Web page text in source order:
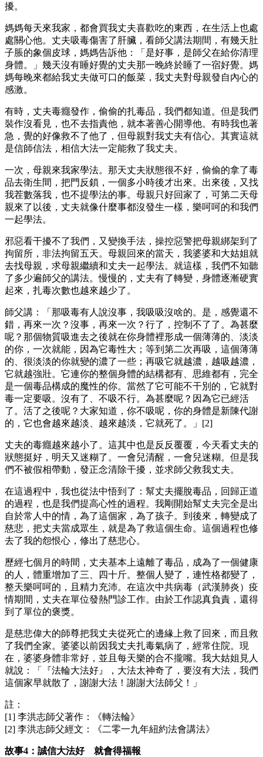
擾。
媽媽每天來我家，都會買我丈夫喜歡吃的東西，在生活上也處
處關心他。丈夫吸毒傷害了肝臟，看師父講法期間，有幾天肚
子脹的象個皮球，媽媽告訴他：「是好事，是師父在給你清理
身體。」幾天沒有睡好覺的丈夫那一晚終於睡了一宿好覺。媽
媽每晚來都給我丈夫做可口的飯菜，我丈夫對母親發自內心的
感激。
有時，丈夫毒癮發作，偷偷的扎毒品，我們都知道。但是我們
裝作沒看見，也不去指責他，就本著善心開導他。有時我也著
急，覺的好像救不了他了，但母親對我丈夫有信心。其實這就
是信師信法，相信大法一定能救了我丈夫。
一次，母親來我家學法。那天丈夫狀態很不好，偷偷的拿了毒
品去衛生間，把門反鎖，一個多小時後才出來。出來後，又找
我茬數落我，也不提學法的事。母親只好回家了，可第二天母
親來了以後，丈夫就像什麼事都沒發生一樣，樂呵呵的和我們
一起學法。
邪惡看干擾不了我們，又變換手法，操控惡警把母親綁架到了
拘留所，非法拘留五天。母親回來的當天，我婆婆和大姑姐就
去找母親，求母親繼續和丈夫一起學法。就這樣，我們不知聽
了多少遍師父的講法。慢慢的，丈夫有了轉變，身體逐漸硬實
起來，扎毒次數也越來越少了。
師父講：「那吸毒有人說沒事，我吸吸沒啥的。是，感覺還不
錯，再來一次？沒事，再來一次？行了，控制不了了。為甚麼
呢？那個物質吸進去之後就在你身體裡形成一個薄薄的、淡淡
的你，一次就能，因為它毒性大；等到第二次再吸，這個薄薄
的、很淡淡的你就變的濃了一些；再吸它就越濃，越吸越濃，
它就越強壯。它連你的整個身體的結構都有、思維都有，完全
是一個毒品構成的魔性的你。當然了它可能不干別的，它就對
毒一定要吸。沒有了、不吸不行。為甚麼呢？因為它已經活
了。活了之後呢？大家知道，你不吸呢，你的身體是新陳代謝
的，它也會越來越淡、越來越淡，它就死了。」[2]
丈夫的毒癮越來越小了。這其中也是反反覆覆，今天看丈夫的
狀態挺好，明天又迷糊了。一會兒清醒，一會兒迷糊。但是我
們不被假相帶動，發正念清除干擾，並求師父救我丈夫。
在這過程中，我也從法中悟到了：幫丈夫擺脫毒品，回歸正道
的過程，也是我們提高心性的過程。我剛開始幫丈夫完全是出
自於常人中的情，為了這個家，為了孩子。到後來，轉變成了
慈悲，把丈夫當成眾生，就是為了救這個生命。這個過程也修
去了我的怨恨心，修出了慈悲心。
歷經七個月的時間，丈夫基本上遠離了毒品，成為了一個健康
的人，體重增加了三、四十斤。整個人變了，連性格都變了，
整天樂呵呵的，且精力充沛。在這次中共病毒（武漢肺炎）疫
情期間，丈夫在單位發熱門診工作。由於工作認真負責，還得
到了單位的褒獎。
是慈悲偉大的師尊把我丈夫從死亡的邊緣上救了回來，而且救
了我們全家。婆婆以前因我丈夫扎毒氣病了，經常住院。現
在，婆婆身體非常好，並且每天樂的合不攏嘴。我大姑姐見人
就說：「『法輪大法好』，大法太神奇了，要沒有大法，我們
這個家早就散了，謝謝大法！謝謝大法師父！」
註：
[1] 李洪志師父著作：《轉法輪》
[2] 李洪志師父經文：《二零一九年紐約法會講法》
故事4：誠信大法好 就會得福報